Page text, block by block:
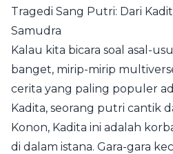
Tragedi Sang Putri: Dari
Samudra
Kalau kita bicara soal asal-
banget, mirip-mirip
cerita yang paling populer
Kadita, seorang putri cantik
Konon, Kadita ini adalah
di dalam istana. Gara-gara